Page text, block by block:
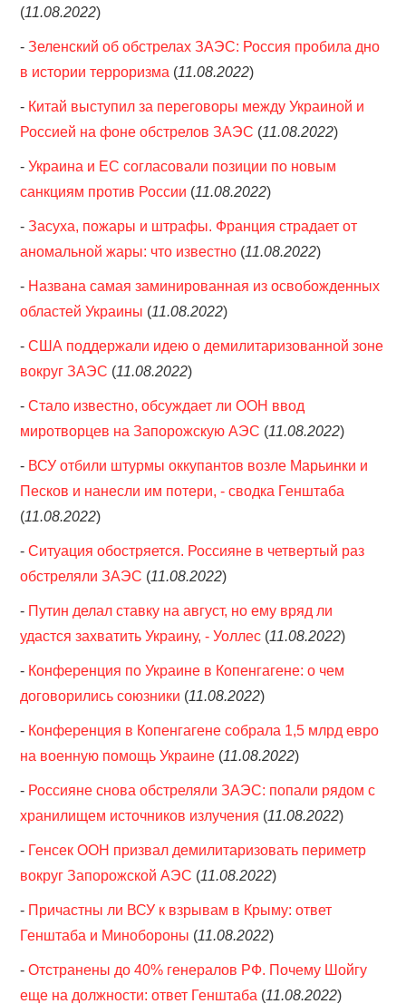
(11.08.2022)
-Зеленский об обстрелах ЗАЭС: Россия пробила дно
в истории терроризма (11.08.2022)
- Китай выступил за переговоры между Украиной и
Россией на фоне обстрелов ЗАЭС (11.08.2022)
-Украина и ЕС согласовали позиции по новым
санкциям против России (11.08.2022)
-Засуха, пожары и штрафы. Франция страдает от
аномальной жары: что известно (11.08.2022)
- Названа самая заминированная из освобожденных
областей Украины (11.08.2022)
-США поддержали идею о демилитаризованной зоне
вокруг ЗАЭС (11.08.2022)
-Стало известно, обсуждает ли ООН ввод
миротворцев на Запорожскую АЭС (11.08.2022)
- ВСУ отбили штурмы оккупантов возле Марьинки и
Песков и нанесли им потери, - сводка Генштаба
(11.08.2022)
-Ситуация обостряется. Россияне в четвертый раз
обстреляли ЗАЭС (11.08.2022)
- Путин делал ставку на август, но ему вряд ли
удастся захватить Украину, - Уоллес (11.08.2022)
- Конференция по Украине в Копенгагене: о чем
договорились союзники (11.08.2022)
- Конференция в Копенгагене собрала 1,5 млрд евро
на военную помощь Украине (11.08.2022)
- Россияне снова обстреляли ЗАЭС: попали рядом с
хранилищем источников излучения (11.08.2022)
- Генсек ООН призвал демилитаризовать периметр
вокруг Запорожской АЭС (11.08.2022)
- Причастны ли ВСУ к взрывам в Крыму: ответ
Генштаба и Минобороны (11.08.2022)
-Отстранены до 40% генералов РФ. Почему Шойгу
еще на должности: ответ Генштаба (11.08.2022)